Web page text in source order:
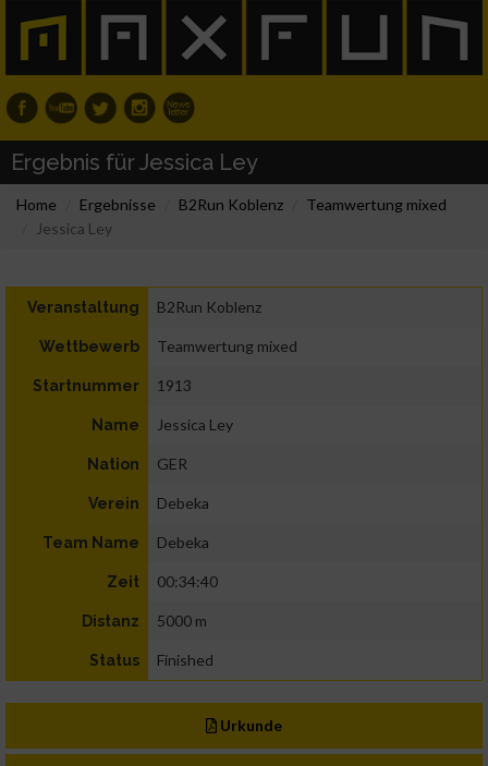
Ergebnis für Jessica Ley
Home Ergebnisse B2Run Koblenz
Teamwertung mixed
Jessica Ley
Veranstaltung B2Run Koblenz
Wettbewerb Teamwertung mixed
Startnummer 1913
Name Jessica Ley
Nation GER
Verein Debeka
Team Name Debeka
Zeit 00:34:40
Distanz 5000 m
Status Finished
Urkunde